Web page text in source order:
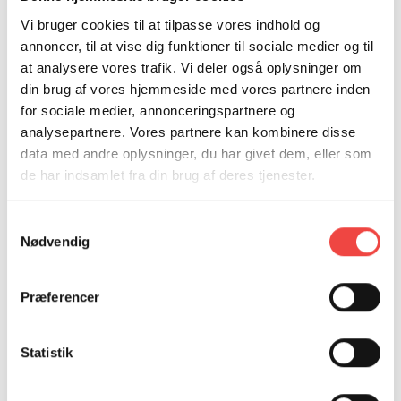
Vi bruger cookies til at tilpasse vores indhold og
annoncer, til at vise dig funktioner til sociale medier og til
at analysere vores trafik. Vi deler også oplysninger om
din brug af vores hjemmeside med vores partnere inden
for sociale medier, annonceringspartnere og
analysepartnere. Vores partnere kan kombinere disse
data med andre oplysninger, du har givet dem, eller som
de har indsamlet fra din brug af deres tjenester.
Nødvendig
Præferencer
Statistik
CHRISTIANSEN
M: elc@hrs.dk
T: 25503827
Kontakt mig, hvis du har spørgsmål til
kursusdatoer, til- og framelding samt fakturering.